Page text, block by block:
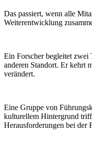
Das passiert, wenn alle
Weiterentwicklung
Ein Forscher begleitet zwei
anderen Standort. Er kehrt
verändert.
Eine Gruppe von
kulturellem Hintergrund
Herausforderungen bei der